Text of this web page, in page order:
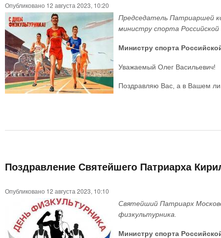
Опубликовано 12 августа 2023, 10:20
Председатель Патриаршей
министру спорта
Министру спорта
Уважаемый Олег Васильевич!
Поздравляю Вас, а в Вашем
Поздравление Святейшего Патриарха
Опубликовано 12 августа 2023, 10:10
Святейший Патриарх
физкультурника.
Министру спорта